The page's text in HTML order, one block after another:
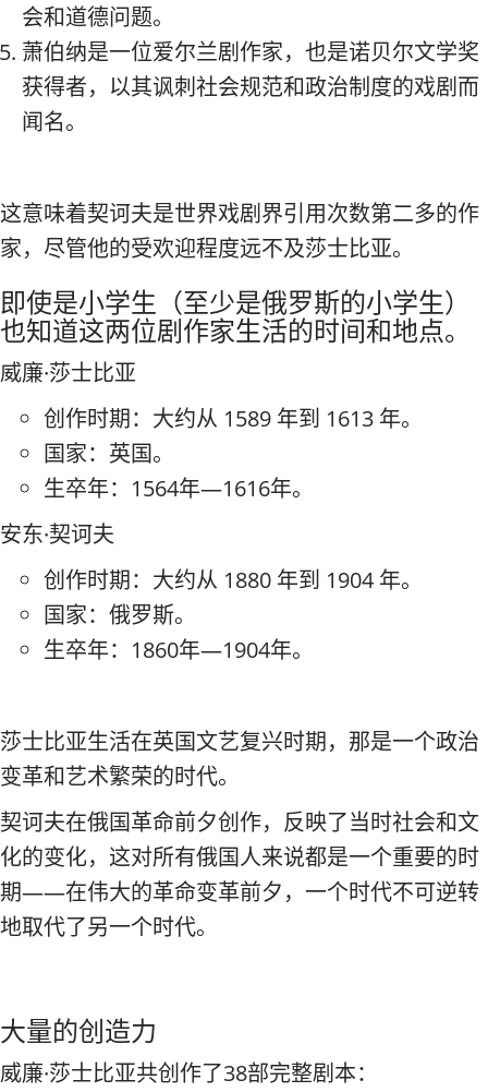
会和道德问题。
萧伯纳是一位爱尔兰剧作家，也是诺贝尔文学奖
获得者，以其讽刺社会规范和政治制度的戏剧而
闻名。
这意味着契诃夫是世界戏剧界引用次数第二多的作
家，尽管他的受欢迎程度远不及莎士比亚。
即使是小学生（至少是俄罗斯的小学生）
也知道这两位剧作家生活的时间和地点。
威廉·莎士比亚
创作时期：大约从 1589 年到 1613 年。
国家：英国。
生卒年：1564年—1616年。
安东·契诃夫
创作时期：大约从 1880 年到 1904 年。
国家：俄罗斯。
生卒年：1860年—1904年。
莎士比亚生活在英国文艺复兴时期，那是一个政治
变革和艺术繁荣的时代。
契诃夫在俄国革命前夕创作，反映了当时社会和文
化的变化，这对所有俄国人来说都是一个重要的时
期——在伟大的革命变革前夕，一个时代不可逆转
地取代了另一个时代。
大量的创造力
威廉·莎士比亚共创作了38部完整剧本：